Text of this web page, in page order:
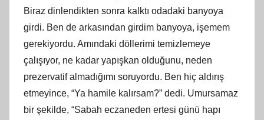
Biraz dinlendikten sonra kalktı odadaki banyoya
girdi. Ben de arkasından girdim banyoya, işemem
gerekiyordu. Amındaki döllerimi temizlemeye
çalışıyor, ne kadar yapışkan olduğunu, neden
prezervatif almadığımı soruyordu. Ben hiç aldırış
etmeyince, “Ya hamile kalırsam?” dedi. Umursamaz
bir şekilde, “Sabah eczaneden ertesi günü hapı